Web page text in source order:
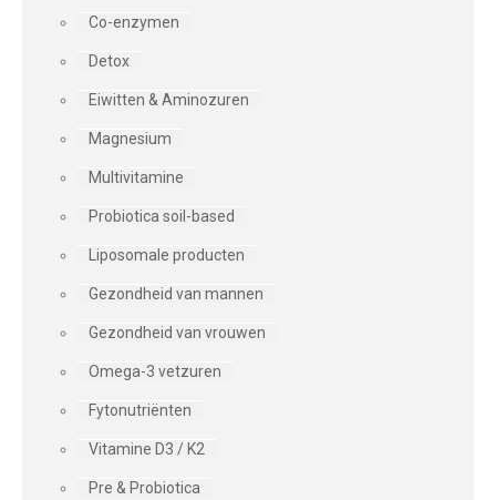
Co-enzymen
Detox
Eiwitten & Aminozuren
Magnesium
Multivitamine
Probiotica soil-based
Liposomale producten
Gezondheid van mannen
Gezondheid van vrouwen
Omega-3 vetzuren
Fytonutriënten
Vitamine D3 / K2
Pre & Probiotica